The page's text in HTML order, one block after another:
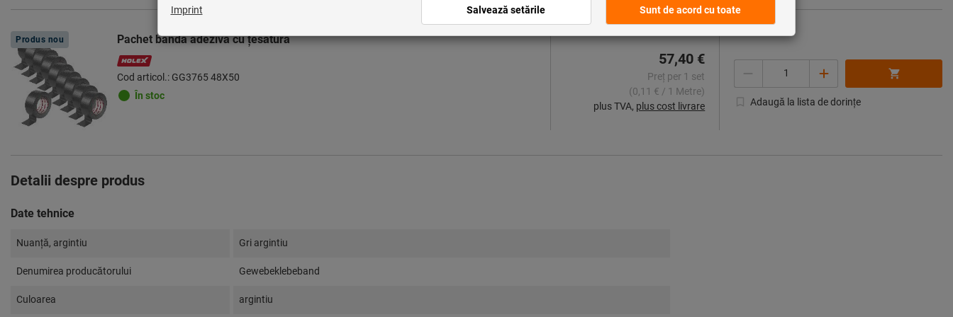
Produs nou Pachet bandă adezivă cu ţesătură
Cod articol.: GG3765 48X50
În stoc
57,40 €
Preț per 1 set
(0,11 € / 1 Metre)
plus TVA, plus cost livrare Adaugă la lista de dorințe
Detalii despre produs
Date tehnice
Nuanță, argintiu Gri argintiu
Denumirea producătorului Gewebeklebeband
Culoarea argintiu